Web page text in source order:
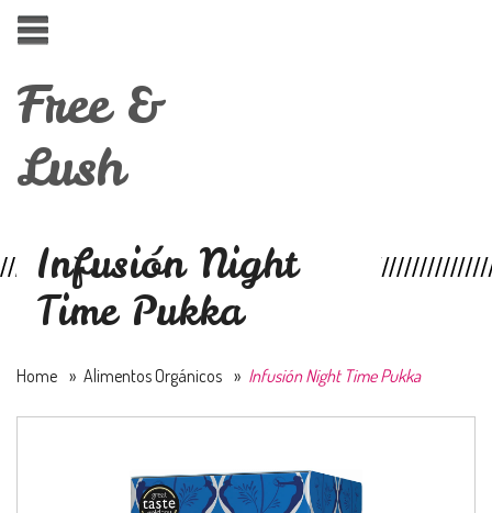
Free &
Lush
Infusión Night
Time Pukka
Home » Alimentos Orgánicos » Infusión Night Time Pukka